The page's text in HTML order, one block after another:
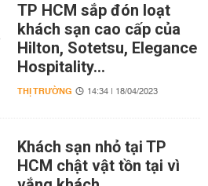
TP HCM sắp đón loạt
khách sạn cao cấp của
Hilton, Sotetsu, Elegance
Hospitality...
THỊ TRƯỜNG 14:34 | 18/04/2023
Khách sạn nhỏ tại TP
HCM chật vật tồn tại vì